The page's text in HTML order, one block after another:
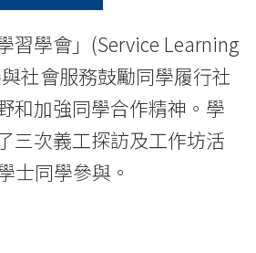
習學會」(Service Learning
社會服務鼓勵同學履行社
和加強同學合作精神。學
三次義工探訪及工作坊活
士同學參與。